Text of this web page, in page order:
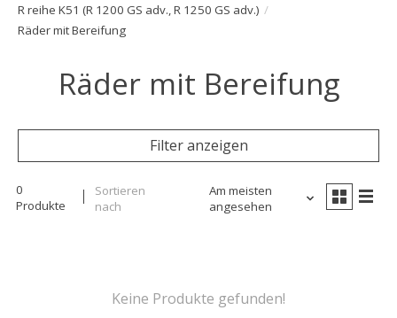
R reihe K51 (R 1200 GS adv., R 1250 GS adv.) /
Räder mit Bereifung
Räder mit Bereifung
Filter anzeigen
0
Produkte
Sortieren
nach
Am meisten
angesehen
Keine Produkte gefunden!